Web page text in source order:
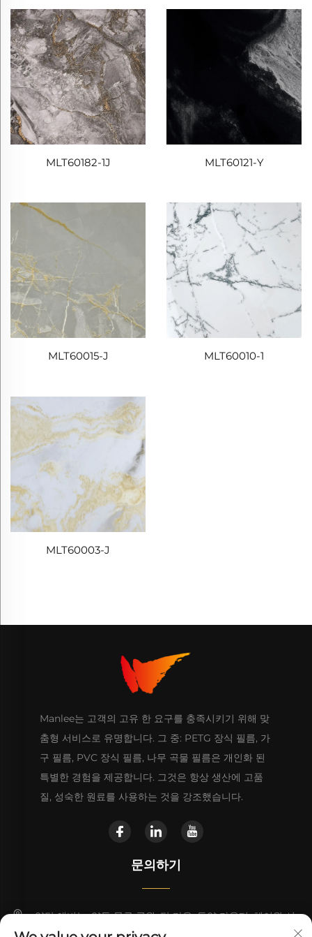
MLT60182-1J MLT60121-Y
MLT60015-J MLT60010-1
MLT60003-J
Manlee는 고객의 고유 한 요구를 충족시키기 위해 맞
춤형 서비스로 유명합니다. 그 중: PETG 장식 필름, 가
구 필름, PVC 장식 필름, 나무 곡물 필름은 개인화 된
특별한 경험을 제공합니다. 그것은 항상 생산에 고품
질, 성숙한 원료를 사용하는 것을 강조했습니다.
문의하기
양탄 애비뉴, 양동 물류 공원, 탄 타운, 동양 카운티, 헤이완 시